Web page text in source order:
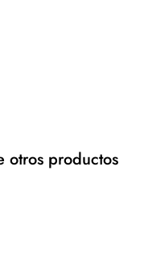
otros productos